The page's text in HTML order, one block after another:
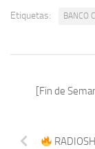
Etiquetas: BANCO
[Fin de